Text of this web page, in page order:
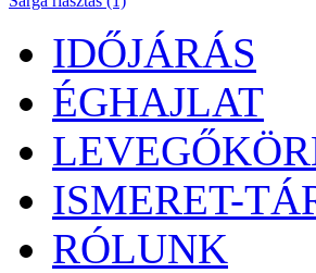
IDŐJÁRÁS
ÉGHAJLAT
ISMERET-
RÓLUNK